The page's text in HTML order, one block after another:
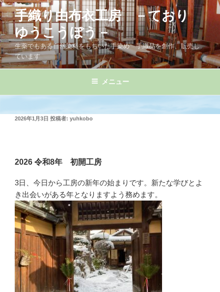
コ
ン
テ
ン
ツ
へ
手織り由布衣工房 －ており
ゆうこうぼう－
生薬でもある自然染料をもちいた手染め 手織品を創作、販売し
ています
メニュー
投
2026年1月3日 投稿者: yuhkobo
2026 令和8年 初開工房
3日、今日から工房の新年の始まりです。新たな学びとよ
き出会いがある年となりますよう務めます。